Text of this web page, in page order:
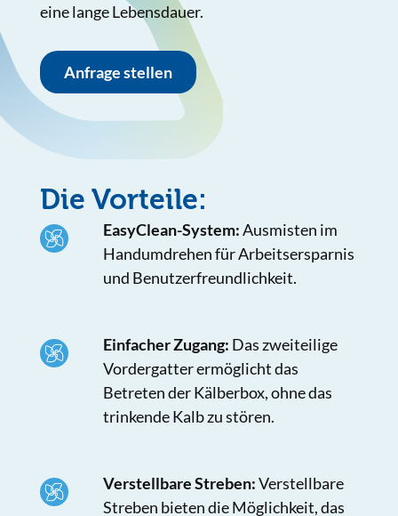
eine lange Lebensdauer.
Anfrage stellen
Die Vorteile:
EasyClean-System:Ausmisten im
Handumdrehen für Arbeitsersparnis
und Benutzerfreundlichkeit.
Einfacher Zugang: Das zweiteilige
Vordergatter ermöglicht das
Betreten der Kälberbox, ohne das
trinkende Kalb zu stören.
Verstellbare Streben:Verstellbare
Streben bieten die Möglichkeit, das